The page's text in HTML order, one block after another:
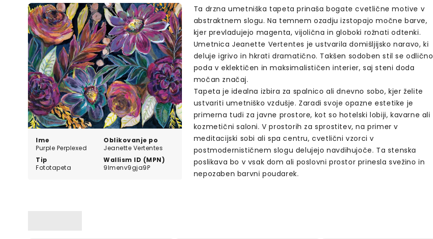
Ime
Purple Perplexed
Oblikovanje po
Jeanette Vertentes
Tip
Fototapeta
Wallism ID (MPN)
9lmenv9gja9P
Ta drzna umetniška tapeta prinaša bogate cvetlične motive v
abstraktnem slogu. Na temnem ozadju izstopajo močne barve,
kjer prevladujejo magenta, vijolična in globoki rožnati odtenki.
Umetnica Jeanette Vertentes je ustvarila domišljijsko naravo, ki
deluje igrivo in hkrati dramatično. Takšen sodoben stil se odlično
poda v eklektičen in maksimalističen interier, saj steni doda
močan značaj.
Tapeta je idealna izbira za spalnico ali dnevno sobo, kjer želite
ustvariti umetniško vzdušje. Zaradi svoje opazne estetike je
primerna tudi za javne prostore, kot so hotelski lobiji, kavarne ali
kozmetični saloni. V prostorih za sprostitev, na primer v
meditacijski sobi ali spa centru, cvetlični vzorci v
postmodernističnem slogu delujejo navdihujoče. Ta stenska
poslikava bo v vsak dom ali poslovni prostor prinesla svežino in
nepozaben barvni poudarek.